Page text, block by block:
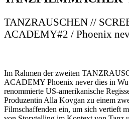
TANZRAUSCHEN //
ACADEMY#2 / Phoenix
Im Rahmen der zweiten
ACADEMY Phoenix never dies in
renommierte US-amerikanische
Produzentin Alla Kovgan zu einem
Filmschaffenden ein, um sich vertieft